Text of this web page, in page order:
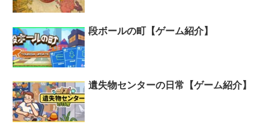
段ボールの町【ゲーム紹介】
遺失物センターの日常【ゲーム紹介】